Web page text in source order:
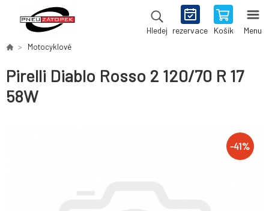
Hledej rezervace Košík Menu
Motocyklové
Pirelli Diablo Rosso 2 120/70 R 17
58W
-41%